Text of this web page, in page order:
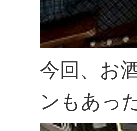
今回、お
ンもあっ